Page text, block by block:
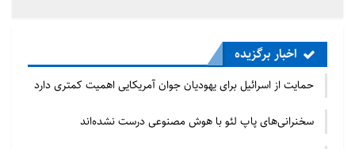
نگرانی‌های مشابهی را به وجود آورده است.
در سوئد، شرکت بونیر مالک درصد بالایی از روزنامه‌های
مبتنی بر اشتراک است و شیبستد نیز روزنامه‌های بزرگی را
اخبار برگزیده
حمایت از اسرائیل برای یهودیان جوان آمریکایی اهمیت کمتری دارد
سخنرانی‌های پاپ لئو با هوش مصنوعی درست نشده‌اند